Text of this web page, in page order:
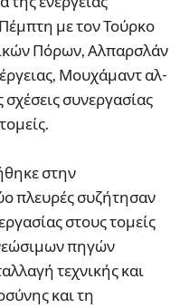
με τον Τούρκο
Πόρων, Αλπαρσλάν
Μουχάμαντ αλ-
συνεργασίας
στην
πλευρές συζήτησαν
στους τομείς
πηγών
τεχνικής και
και τη